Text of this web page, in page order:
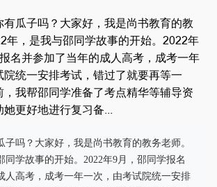
有瓜子吗？大家好，我是尚书教育的教
年，是我与邵同学故事的开始。2022年
名并参加了当年的成人高考，成考一年
院统一安排考试，错过了就要再等一
，我帮邵同学准备了考点精华等辅导资
更好地进行复习备...
子吗？大家好，我是尚书教育的教务老师。
同学故事的开始。2022年9月，邵同学报名
人高考，成考一年一次，由考试院统一安排